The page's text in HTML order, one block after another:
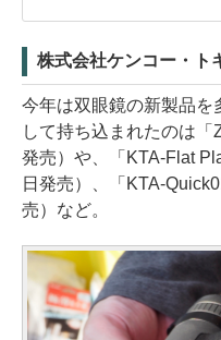
株式会社ケンコー・ト
今年は双眼鏡の新製品を
して持ち込まれたのは「
発売）や、「KTA-Flat
日発売）、「KTA-
売）など。